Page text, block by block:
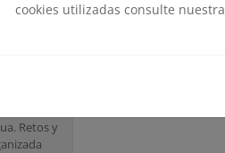
Oliver
de
Retos y
cookies utilizadas consulte nuestra